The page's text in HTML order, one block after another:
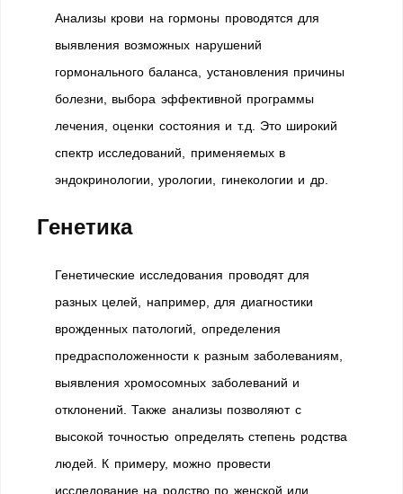
Анализы крови на гормоны проводятся для
выявления возможных нарушений
гормонального баланса, установления причины
болезни, выбора эффективной программы
лечения, оценки состояния и т.д. Это широкий
спектр исследований, применяемых в
эндокринологии, урологии, гинекологии и др.
Генетика
Генетические исследования проводят для
разных целей, например, для диагностики
врожденных патологий, определения
предрасположенности к разным заболеваниям,
выявления хромосомных заболеваний и
отклонений. Также анализы позволяют с
высокой точностью определять степень родства
людей. К примеру, можно провести
исследование на родство по женской или